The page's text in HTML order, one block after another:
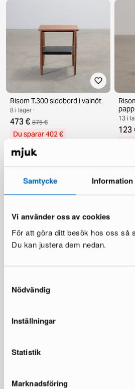
Samtycke Information
Vi använder oss av cookies
För att göra ditt besök hos oss så
Du kan justera dem nedan.
Nödvändig
Inställningar
Statistik
Marknadsföring
Risom T.300 sidobord i valnöt
8 i lager ·
473 € 875 €
Du sparar 402 €
13 i
123
Wastebasket papperskorg
98 € 270 €